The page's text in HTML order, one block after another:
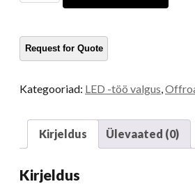
kogus
Kategooriad: LED -töö valgus
Kirjeldus Ülevaated (0)
Kirjeldus